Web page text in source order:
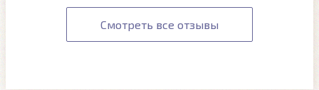
Смотреть все отзывы